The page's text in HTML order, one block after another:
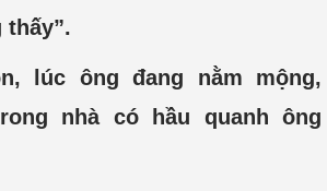
thấy”.
lúc ông đang nằm mộng,
nhà có hầu quanh ông